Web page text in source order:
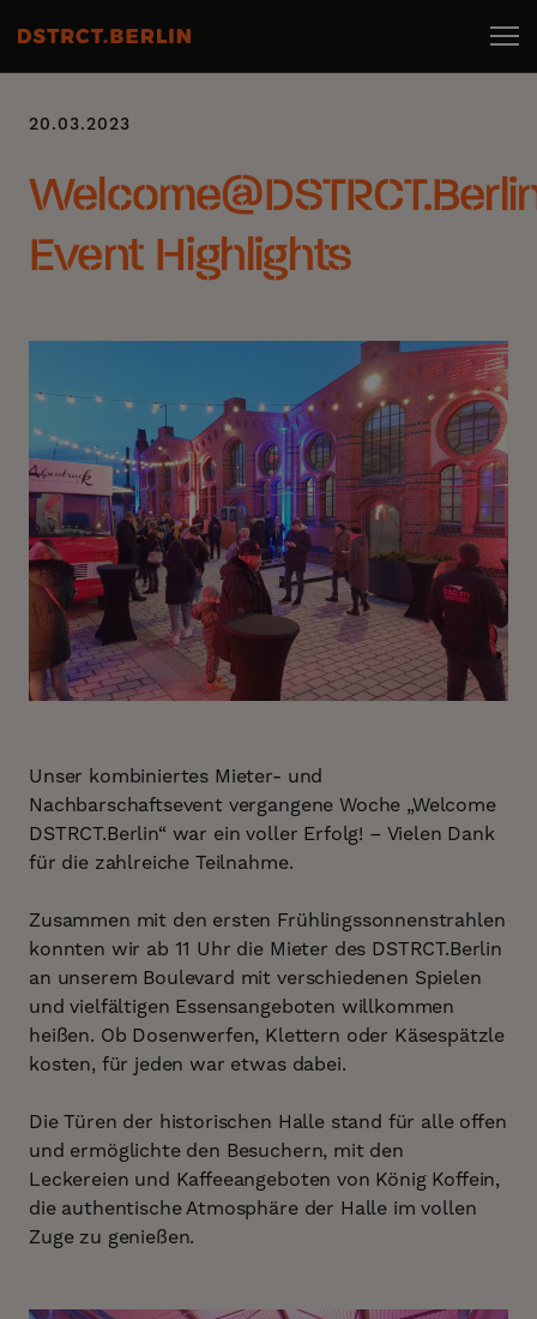
20.03.2023
Event Highlights
Unser kombiniertes Mieter- und
Nachbarschaftsevent vergangene Woche „Welcome
DSTRCT.Berlin“ war ein voller Erfolg! – Vielen Dank
für die zahlreiche Teilnahme.
Zusammen mit den ersten Frühlingssonnenstrahlen
konnten wir ab 11 Uhr die Mieter des DSTRCT.Berlin
an unserem Boulevard mit verschiedenen Spielen
und vielfältigen Essensangeboten willkommen
heißen. Ob Dosenwerfen, Klettern oder Käsespätzle
kosten, für jeden war etwas dabei.
Die Türen der historischen Halle stand für alle offen
und ermöglichte den Besuchern, mit den
Leckereien und Kaffeeangeboten von König Koffein,
die authentische Atmosphäre der Halle im vollen
Zuge zu genießen.